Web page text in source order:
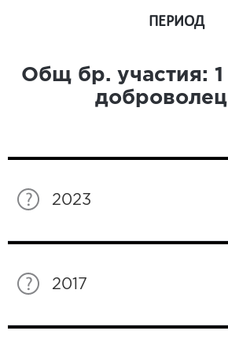
ПЕРИОД
Общ бр. участия: 1
доброволец
2023
2017